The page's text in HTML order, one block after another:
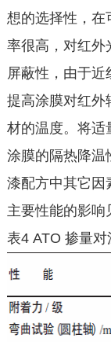
想的选择性，在
率很高，对红外
屏蔽性，由于
提高涂膜对红外
材的温度。将适
涂膜的隔热降温
漆配方中其它因
主要性能的影响
表4 ATO 掺量